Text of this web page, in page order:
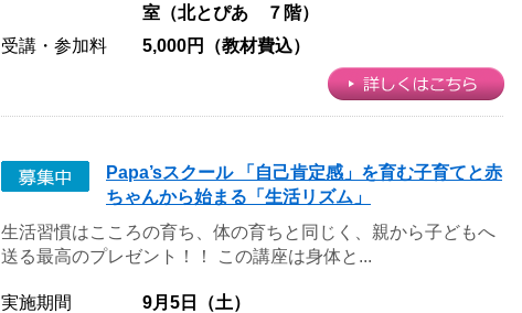
室（北とぴあ ７階）
受講・参加料
5,000円（教材費込）
Papa’sスクール 「自己肯定感」を育む子育てと赤
ちゃんから始まる「生活リズム」
生活習慣はこころの育ち、体の育ちと同じく、親から子どもへ
送る最高のプレゼント！！ この講座は身体と...
実施期間
9月5日（土）